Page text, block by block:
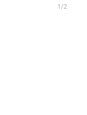
1 /2